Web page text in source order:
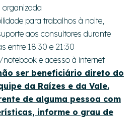
para trabalhos à noite,
aos consultores durante
entre 18:30 e 21:30
e acesso à internet
não ser beneficiário direto do
da Raízes e da Vale.
de alguma pessoa com
informe o grau de